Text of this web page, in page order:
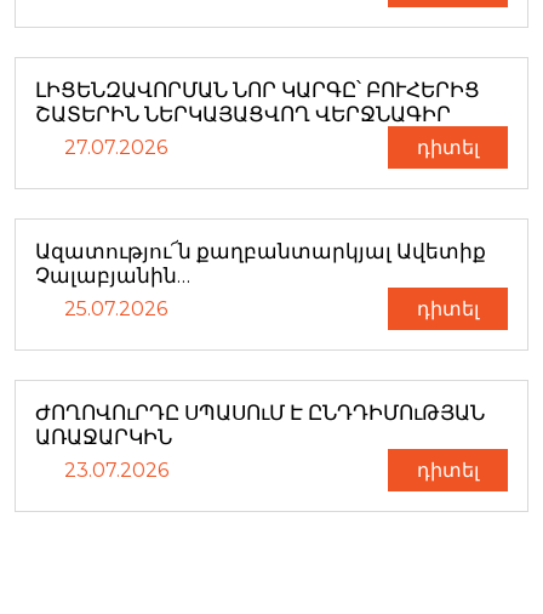
ԼԻՑԵՆԶԱՎՈՐՄԱՆ ՆՈՐ ԿԱՐԳԸ՝ ԲՈՒՀԵՐԻՑ
ՇԱՏԵՐԻՆ ՆԵՐԿԱՅԱՑՎՈՂ ՎԵՐՋՆԱԳԻՐ
27.07.2026 դիտել
Ազատությու՜ն քաղբանտարկյալ Ավետիք
Չալաբյանին…
25.07.2026 դիտել
ԺՈՂՈՎՈւՐԴԸ ՍՊԱՍՈւՄ Է ԸՆԴԴԻՄՈւԹՅԱՆ
ԱՌԱՋԱՐԿԻՆ
23.07.2026 դիտել